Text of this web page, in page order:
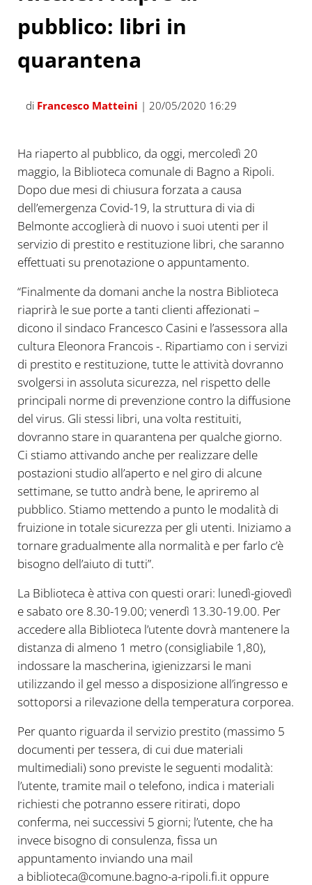
pubblico: libri in
quarantena
di Francesco Matteini | 20/05/2020 16:29
Ha riaperto al pubblico, da oggi, mercoledì 20
maggio, la Biblioteca comunale di Bagno a Ripoli.
Dopo due mesi di chiusura forzata a causa
dell’emergenza Covid-19, la struttura di via di
Belmonte accoglierà di nuovo i suoi utenti per il
servizio di prestito e restituzione libri, che saranno
effettuati su prenotazione o appuntamento.
“Finalmente da domani anche la nostra Biblioteca
riaprirà le sue porte a tanti clienti affezionati –
dicono il sindaco Francesco Casini e l’assessora alla
cultura Eleonora Francois -. Ripartiamo con i servizi
di prestito e restituzione, tutte le attività dovranno
svolgersi in assoluta sicurezza, nel rispetto delle
principali norme di prevenzione contro la diffusione
del virus. Gli stessi libri, una volta restituiti,
dovranno stare in quarantena per qualche giorno.
Ci stiamo attivando anche per realizzare delle
postazioni studio all’aperto e nel giro di alcune
settimane, se tutto andrà bene, le apriremo al
pubblico. Stiamo mettendo a punto le modalità di
fruizione in totale sicurezza per gli utenti. Iniziamo a
tornare gradualmente alla normalità e per farlo c’è
bisogno dell’aiuto di tutti”.
La Biblioteca è attiva con questi orari: lunedì-giovedì
e sabato ore 8.30-19.00; venerdì 13.30-19.00. Per
accedere alla Biblioteca l’utente dovrà mantenere la
distanza di almeno 1 metro (consigliabile 1,80),
indossare la mascherina, igienizzarsi le mani
utilizzando il gel messo a disposizione all’ingresso e
sottoporsi a rilevazione della temperatura corporea.
Per quanto riguarda il servizio prestito (massimo 5
documenti per tessera, di cui due materiali
multimediali) sono previste le seguenti modalità:
l’utente, tramite mail o telefono, indica i materiali
richiesti che potranno essere ritirati, dopo
conferma, nei successivi 5 giorni; l’utente, che ha
invece bisogno di consulenza, fissa un
appuntamento inviando una mail
a biblioteca@comune.bagno-a-ripoli.fi.it oppure